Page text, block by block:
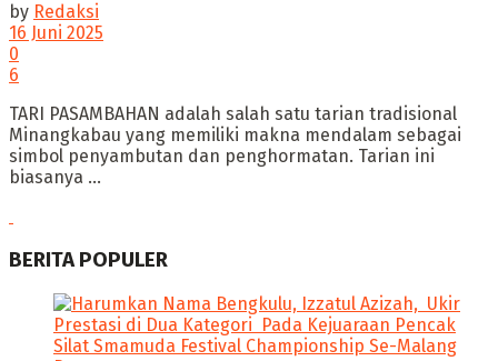
by Redaksi
16 Juni 2025
0
6
‎TARI PASAMBAHAN adalah salah satu tarian tradisional
Minangkabau yang memiliki makna mendalam sebagai
simbol penyambutan dan penghormatan. Tarian ini
biasanya ...
BERITA POPULER